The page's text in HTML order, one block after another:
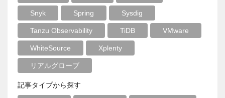
Snyk Spring Sysdig
Tanzu Observability TiDB VMware
WhiteSource Xplenty
リアルグローブ
記事タイプから探す